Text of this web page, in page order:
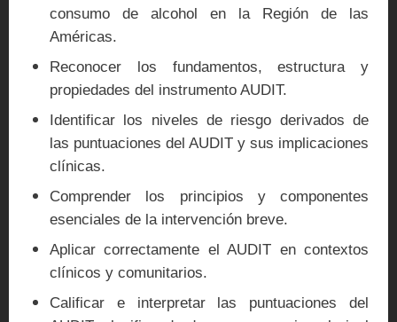
consumo de alcohol en la Región de las
Américas.
Reconocer los fundamentos, estructura y
propiedades del instrumento AUDIT.
Identificar los niveles de riesgo derivados de
las puntuaciones del AUDIT y sus implicaciones
clínicas.
Comprender los principios y componentes
esenciales de la intervención breve.
Aplicar correctamente el AUDIT en contextos
clínicos y comunitarios.
Calificar e interpretar las puntuaciones del